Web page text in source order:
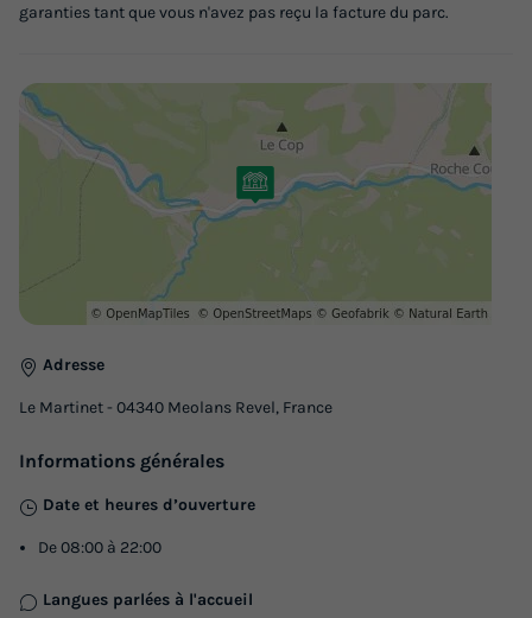
garanties tant que vous n'avez pas reçu la facture du parc.
Adresse
Le Martinet - 04340 Meolans Revel, France
Informations générales
Date et heures d’ouverture
De 08:00 à 22:00
Langues parlées à l'accueil